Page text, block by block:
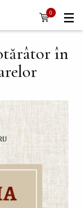
0
items
în